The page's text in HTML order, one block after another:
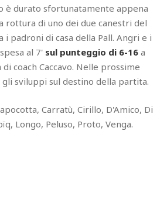
è durato sfortunatamente appena
rottura di uno dei due canestri del
i padroni di casa della Pall. Angri e i
al 7' sul punteggio di 6-16 a
coach Caccavo. Nelle prossime
sviluppi sul destino della partita.
Carratù, Cirillo, D'Amico, Di
Longo, Peluso, Proto, Venga.